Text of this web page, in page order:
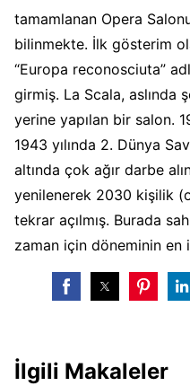
tamamlanan Opera
bilinmekte. İlk gösterim
“Europa reconosciuta”
girmiş. La Scala, aslında
yerine yapılan bir salon.
1943 yılında 2. Dünya
altında çok ağır darbe
yenilenerek 2030 kişilik
tekrar açılmış. Burada
zaman için döneminin en
İlgili Makaleler